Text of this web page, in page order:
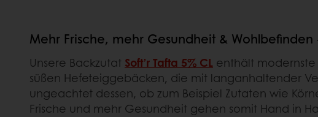
Mehr Frische, mehr Gesundheit &
Unsere Backzutat Soft’r Tafta 5% CL enthält
süßen Hefeteiggebäcken, die mit langanhaltender
ungeachtet dessen, ob zum Beispiel Zutaten wie
Frische und mehr Gesundheit gehen somit Hand in